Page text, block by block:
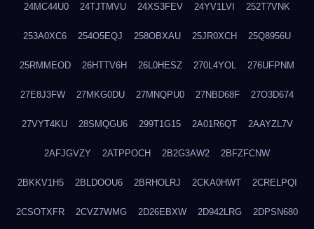
24MC44U0 24TJTMVU 24XS3FEV 24YV1LVI 252T7VNK
253A0XC6 254O5EQJ 258OBXAU 25JR0XCH 25Q8956U
25RMMEOD 26HTTV6H 26L0HESZ 270L4YOL 276UFPNM
27E8J3FW 27MKG0DU 27MNQPU0 27NBD68F 27O3D674
27VYT4KU 28SMQGU6 299T1G15 2A01R6QT 2AAYZL7V
2AFJGVZY 2ATPPOCH 2B2G3AW2 2BFZFCNW
2BKKV1H5 2BLDOOU6 2BRHOLRJ 2CKA0HWT 2CRELPQI
2CSOTXFR 2CVZ7WMG 2D26EBXW 2D942LRG 2DPSN680